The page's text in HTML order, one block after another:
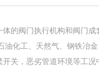
的阀门执行机构和阀门
油化工、天然气、钢铁冶
关，恶劣管道环境等工况